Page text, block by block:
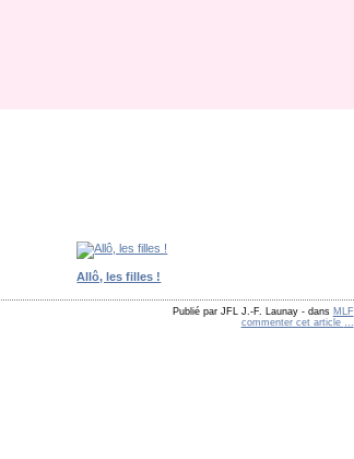
Allô, les filles !
Publié par JFL J.-F. Launay -dans MLF
commenter cet article …